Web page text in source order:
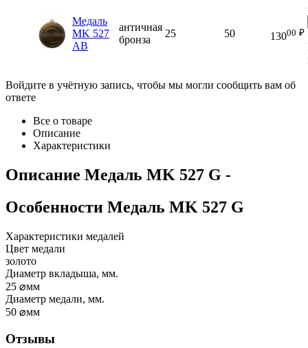
Медаль
MK 527
AB
античная
бронза
25 50 13000 ₽
Войдите в учётную запись, чтобы мы могли сообщить вам об
ответе
Все о товаре
Описание
Характеристики
Описание Медаль MK 527 G -
Особенности Медаль MK 527 G
Характеристики медалей
Цвет медали
золото
Диаметр вкладыша, мм.
25 ⌀мм
Диаметр медали, мм.
50 ⌀мм
Отзывы